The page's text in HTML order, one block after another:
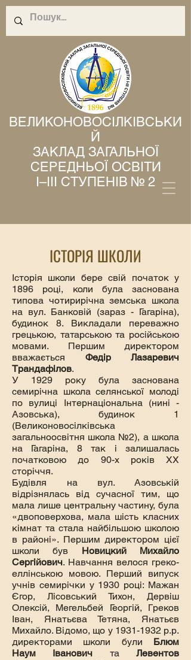
ВЕЛИКОНОВОСІЛКІВСЬКИ
Й
ЗАКЛАД ЗАГАЛЬНОЇ
СЕРЕДНЬОЇ ОСВІТИ
І–ІІІ СТУПЕНІВ № 2
ІСТОРІЯ ШКОЛИ
Історія школи бере свій початок у
1896 році, коли була заснована
типова чотирирічна земська школа
на вул. Банковій (зараз - Гагаріна),
будинок 8. Викладали переважно
грецькою, татарською та російською
мовами. Першим директором
вважається Федір Лазаревич
Трандафілов.
У 1929 року була заснована
семирічна школа селянської молоді
по вулиці Інтернаціональна (нині -
Азовська), будинок 1
(Великоновосілківська
загальноосвітня школа №2), а школа
на Гагаріна, 8 так і залишалась
початковою до 90-х років ХХ
сторіччя.
Будівля на вул. Азовській
відрізнялась від сучасної тим, що
мала лише центральну частину, була
«двоповерхова, мала шість класних
кімнат та стала найбільшою школою
в районі». Першим директором цієї
школи був Новицкий Михайло
Сергійович. Навчання велося греко-
еллінською мовою. Перший випуск
учнів семирічки у 1930 році: Мажан
Єгор, Лісовський Тихон, Дервіш
Олексій, Мегельбей Георгій, Греков
Іван, Янатьєва Тетяна, Янатьєв
Михайло. Відомо, що у 1931-1932 р.р.
директорами школи були Блюм
Наум Іванович таЛевентов